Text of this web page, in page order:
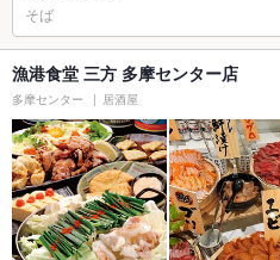
そば
漁港食堂 三方 多摩センター店
多摩センター 居酒屋